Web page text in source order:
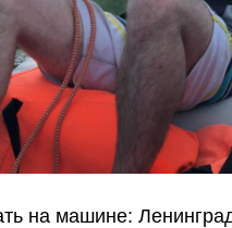
на машине: